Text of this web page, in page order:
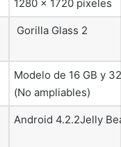
1280 × 1720 píxeles
Gorilla Glass 2
Modelo de 16 GB y
(No ampliables)
Android 4.2.2Jelly